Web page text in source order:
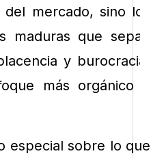
mercado, sino los
maduras que sepan
y burocracia.
más orgánico y
especial sobre lo que